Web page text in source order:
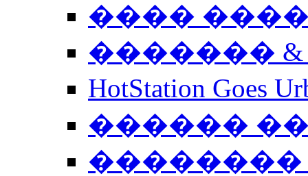
����
�������
HotStation
������
��������